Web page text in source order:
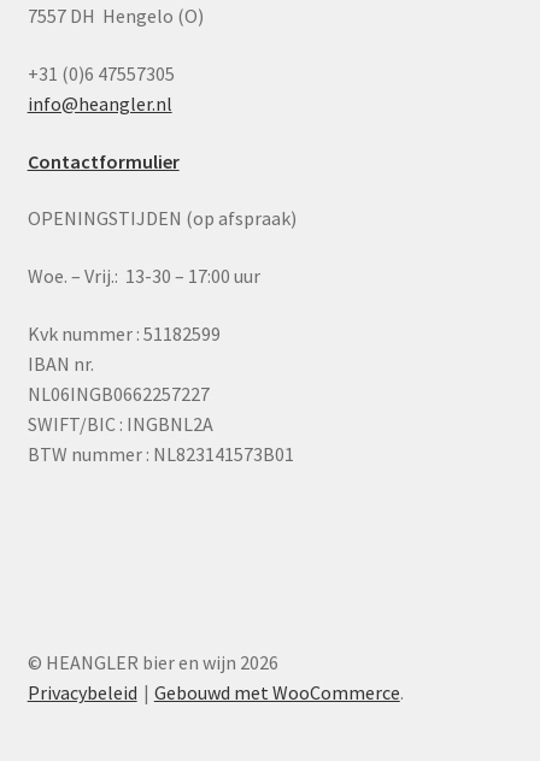
7557 DH Hengelo (O)
+31 (0)6 47557305
info@heangler.nl
Contactformulier
OPENINGSTIJDEN (op afspraak)
Woe. – Vrij.: 13-30 – 17:00 uur
Kvk nummer : 51182599
IBAN nr.
NL06INGB0662257227
SWIFT/BIC : INGBNL2A
BTW nummer : NL823141573B01
© HEANGLER bier en wijn 2026
Privacybeleid
Gebouwd met WooCommerce.